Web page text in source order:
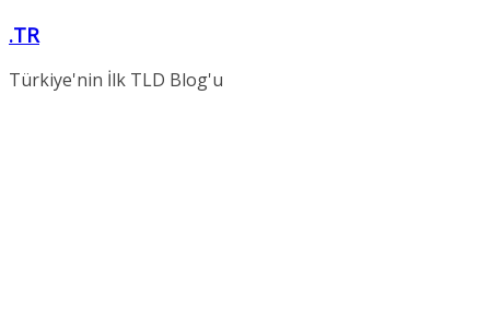
Skip
content
.TR
Türkiye'nin İlk TLD Blog'u